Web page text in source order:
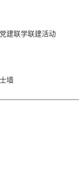
建联学联建活动
墙